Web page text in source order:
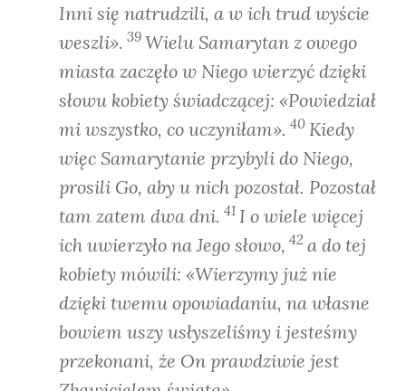
Inni się natrudzili, a w ich trud wyście
weszli». 39 Wielu Samarytan z owego
miasta zaczęło w Niego wierzyć dzięki
słowu kobiety świadczącej: «Powiedział
mi wszystko, co uczyniłam». 40 Kiedy
więc Samarytanie przybyli do Niego,
prosili Go, aby u nich pozostał. Pozostał
tam zatem dwa dni. 41 I o wiele więcej
ich uwierzyło na Jego słowo, 42 a do tej
kobiety mówili: «Wierzymy już nie
dzięki twemu opowiadaniu, na własne
bowiem uszy usłyszeliśmy i jesteśmy
przekonani, że On prawdziwie jest